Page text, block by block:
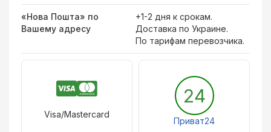
«Нова Пошта» по
Вашему адресу
+1-2 дня к срокам.
Доставка по Украине.
По тарифам перевозчика.
Visa/Mastercard
24
Приват24